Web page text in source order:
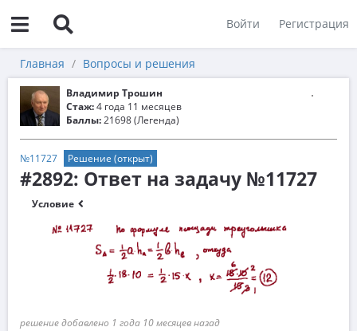
Войти Регистрация
Главная Вопросы и решения
Владимир Трошин
Стаж:4 года 11 месяцев
Баллы:21698 (Легенда)
№11727 Решение (открыт)
#2892: Ответ на задачу №11727
Условие
решение добавлено 1 года 10 месяцев назад